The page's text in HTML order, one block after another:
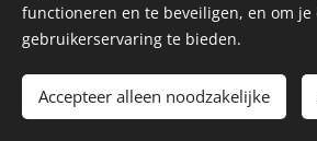
18 december 2026 tot en met
medemogelijk gemaakt door
functioneren en te beveiligen, en om je
gebruikerservaring te bieden.
Accepteer alleen noodzakelijke